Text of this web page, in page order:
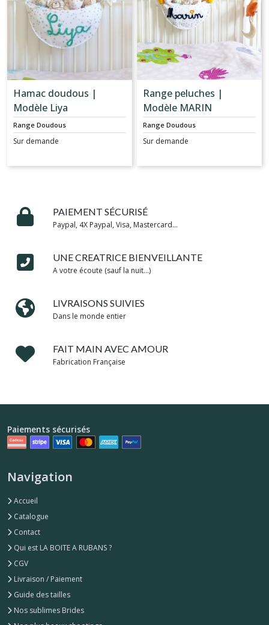
Hamac doudous |
Modèle Liya
Range Doudous
Sur demande
Range peluches |
Modèle MARIN
Range Doudous
Sur demande
PAIEMENT SÉCURISÉ
Paypal, 4X Paypal, Visa, Mastercard...
UNE CREATRICE BIENVEILLANTE
A votre écoute (sauf la nuit...)
LIVRAISONS SUIVIES
Dans le monde entier
FAIT MAIN AVEC AMOUR
Fabrication Française
Paiements sécurisés
Navigation
Accueil
Catalogue
Contact
Qui est LA BOITE A RUBANS ?
CGV
Livraison / Paiement
Guide des tailles
Nos sublimes Brides